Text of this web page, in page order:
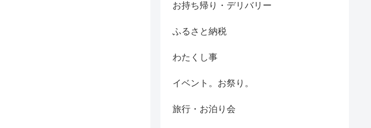
お持ち帰り・デリバリー
ふるさと納税
わたくし事
イベント。お祭り。
旅行・お泊り会